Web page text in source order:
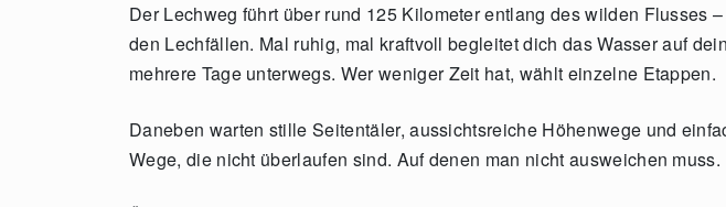
Der Lechweg führt über rund 125 Kilometer entlang des wilden Flusses
den Lechfällen. Mal ruhig, mal kraftvoll begleitet dich das Wasser auf
mehrere Tage unterwegs. Wer weniger Zeit hat, wählt einzelne Etappen.
Daneben warten stille Seitentäler, aussichtsreiche Höhenwege und
Wege, die nicht überlaufen sind. Auf denen man nicht ausweichen muss.